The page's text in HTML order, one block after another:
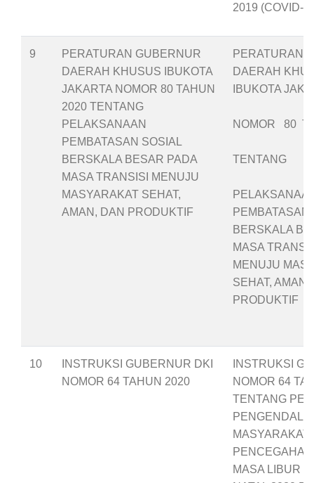
2019 (COVID-
9
PERATURAN GUBERNUR
DAERAH KHUSUS IBUKOTA
JAKARTA NOMOR 80 TAHUN
2020 TENTANG
PELAKSANAAN
PEMBATASAN SOSIAL
BERSKALA BESAR PADA
MASA TRANSISI MENUJU
MASYARAKAT SEHAT,
AMAN, DAN PRODUKTIF
PERATURAN
DAERAH
IBUKOTA
NOMOR 80
TENTANG
PEMBATASAN
BERSKALA
MASA
MENUJU
SEHAT, AMAN,
PRODUKTIF
10
INSTRUKSI GUBERNUR DKI
NOMOR 64 TAHUN 2020
INSTRUKSI
NOMOR 64
TENTANG
MASYARAKAT
MASA LIBUR